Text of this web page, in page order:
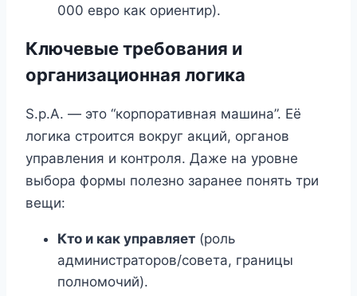
000 евро как ориентир).
Ключевые требования и
организационная логика
S.p.A. — это “корпоративная машина”. Её
логика строится вокруг акций, органов
управления и контроля. Даже на уровне
выбора формы полезно заранее понять три
вещи:
Кто и как управляет (роль
администраторов/совета, границы
полномочий).